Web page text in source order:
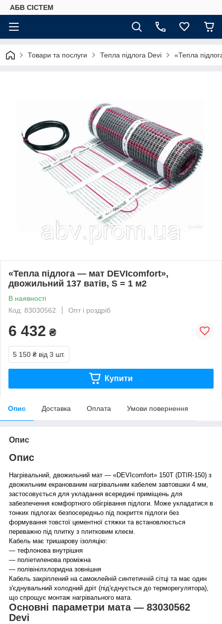
АБВ СІСТЕМ
Товари та послуги Тепла підлога Devi «Тепла
«Тепла підлога — мат DEVIcomfort»,
двожильний 137 ватів, S = 1 м2
В наявності
Код: 83030562
Опт і роздріб
6 432 ₴
5 150 ₴ від 3 шт.
Купити
Опис Доставка Оплата Умови повернення
Опис
Опис
Нагрівальний, двожильний мат — «DEVIcomfort» 150T (DTIR-150) з
двожильним екранованим нагрівальним кабелем завтовшки 4 мм,
застосовується для укладання всередині приміщень для
забезпечення комфортного обігрівання підлоги. Може укладатися в
тонких підлогах безпосередньо під покриття підлоги без
формування товстої цементної стяжки та встановлюється
переважно під плитку з плитковим клеєм.
Кабель має тришарову ізоляцію:
— тефлонова внутрішня
— поліетиленова проміжна
— полівінілхлоридна зовнішня
Кабель закріплений на самоклейній синтетичній сітці та має один
з'єднувальний холодний дріт (під'єднується до терморегулятора),
що спрощує монтаж нагрівального мата.
Основні параметри мата — 83030562
Devi